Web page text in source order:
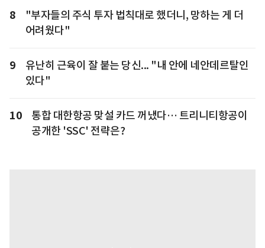
8
"부자들의 주식 투자 법칙대로 했더니, 망하는 게 더
어려웠다"
9
유난히 근육이 잘 붙는 당신... "내 안에 네안데르탈인
있다"
10
통합 대한항공 맞설 카드 꺼냈다… 트리니티항공이
공개한 'SSC' 전략은?